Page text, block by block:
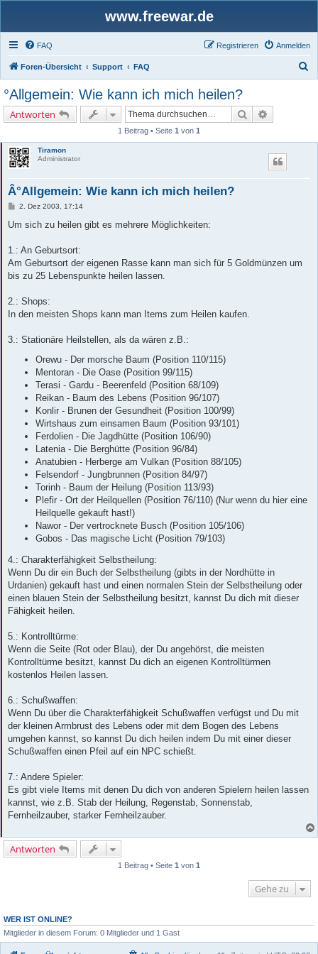
www.freewar.de
FAQ Anmelden
Registrieren
Foren-Übersicht Support FAQ
°Allgemein: Wie kann ich mich heilen?
Antworten Suche
1 Beitrag • Seite 1 von 1
Tiramon
Administrator
Â°Allgemein: Wie kann ich mich heilen?
B
i
a
2. Dez 2003, 17:14
Um sich zu heilen gibt es mehrere Möglichkeiten:
1.: An Geburtsort:
Am Geburtsort der eigenen Rasse kann man sich für 5 Goldmünzen um
bis zu 25 Lebenspunkte heilen lassen.
2.: Shops:
In den meisten Shops kann man Items zum Heilen kaufen.
3.: Stationäre Heilstellen, als da wären z.B.:
Orewu - Der morsche Baum (Position 110/115)
Mentoran - Die Oase (Position 99/115)
Terasi - Gardu - Beerenfeld (Position 68/109)
Reikan - Baum des Lebens (Position 96/107)
Konlir - Brunen der Gesundheit (Position 100/99)
Wirtshaus zum einsamen Baum (Position 93/101)
Ferdolien - Die Jagdhütte (Position 106/90)
Latenia - Die Berghütte (Position 96/84)
Anatubien - Herberge am Vulkan (Position 88/105)
Felsendorf - Jungbrunnen (Position 84/97)
Torinh - Baum der Heilung (Position 113/93)
Plefir - Ort der Heilquellen (Position 76/110) (Nur wenn du hier eine
Heilquelle gekauft hast!)
Nawor - Der vertrocknete Busch (Position 105/106)
Gobos - Das magische Licht (Position 79/103)
4.: Charakterfähigkeit Selbstheilung:
Wenn Du dir ein Buch der Selbstheilung (gibts in der Nordhütte in
Urdanien) gekauft hast und einen normalen Stein der Selbstheilung oder
einen blauen Stein der Selbstheilung besitzt, kannst Du dich mit dieser
Fähigkeit heilen.
5.: Kontrolltürme:
Wenn die Seite (Rot oder Blau), der Du angehörst, die meisten
Kontrolltürme besitzt, kannst Du dich an eigenen Kontrolltürmen
kostenlos Heilen lassen.
6.: Schußwaffen:
Wenn Du über die Charakterfähigkeit Schußwaffen verfügst und Du mit
der kleinen Armbrust des Lebens oder mit dem Bogen des Lebens
umgehen kannst, so kannst Du dich heilen indem Du mit einer dieser
Schußwaffen einen Pfeil auf ein NPC schießt.
7.: Andere Spieler:
Es gibt viele Items mit denen Du dich von anderen Spielern heilen lassen
kannst, wie z.B. Stab der Heilung, Regenstab, Sonnenstab,
Fernheilzauber, starker Fernheilzauber.
Antworten
1 Beitrag • Seite 1 von 1
Gehe zu
WER IST ONLINE?
Mitglieder in diesem Forum: 0 Mitglieder und 1 Gast